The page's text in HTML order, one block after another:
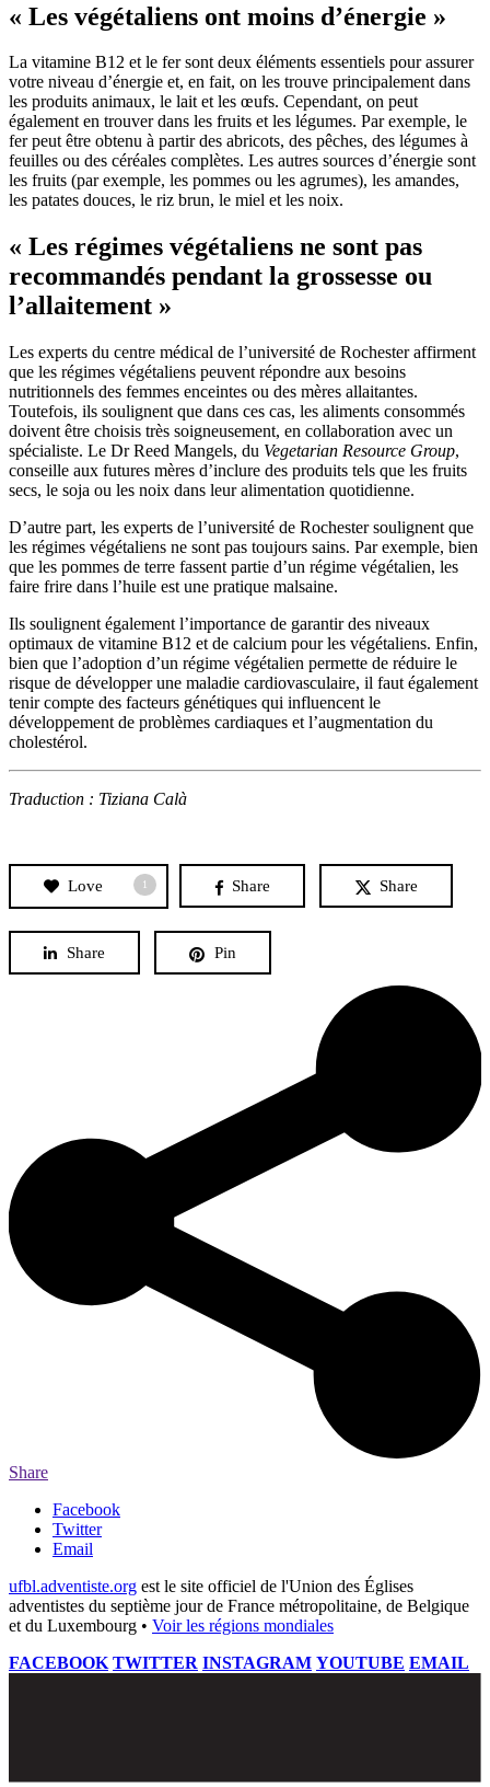
« Les végétaliens ont moins d’énergie »
La vitamine B12 et le fer sont deux éléments essentiels pour assurer
votre niveau d’énergie et, en fait, on les trouve principalement dans
les produits animaux, le lait et les œufs. Cependant, on peut
également en trouver dans les fruits et les légumes. Par exemple, le
fer peut être obtenu à partir des abricots, des pêches, des légumes à
feuilles ou des céréales complètes. Les autres sources d’énergie sont
les fruits (par exemple, les pommes ou les agrumes), les amandes,
les patates douces, le riz brun, le miel et les noix.
« Les régimes végétaliens ne sont pas
recommandés pendant la grossesse ou
l’allaitement »
Les experts du centre médical de l’université de Rochester affirment
que les régimes végétaliens peuvent répondre aux besoins
nutritionnels des femmes enceintes ou des mères allaitantes.
Toutefois, ils soulignent que dans ces cas, les aliments consommés
doivent être choisis très soigneusement, en collaboration avec un
spécialiste. Le Dr Reed Mangels, du Vegetarian Resource Group,
conseille aux futures mères d’inclure des produits tels que les fruits
secs, le soja ou les noix dans leur alimentation quotidienne.
D’autre part, les experts de l’université de Rochester soulignent que
les régimes végétaliens ne sont pas toujours sains. Par exemple, bien
que les pommes de terre fassent partie d’un régime végétalien, les
faire frire dans l’huile est une pratique malsaine.
Ils soulignent également l’importance de garantir des niveaux
optimaux de vitamine B12 et de calcium pour les végétaliens. Enfin,
bien que l’adoption d’un régime végétalien permette de réduire le
risque de développer une maladie cardiovasculaire, il faut également
tenir compte des facteurs génétiques qui influencent le
développement de problèmes cardiaques et l’augmentation du
cholestérol.
Traduction : Tiziana Calà
Love 1 Share Share
Share Pin
Share
Facebook
Twitter
Email
ufbl.adventiste.org est le site officiel de l'Union des Églises
adventistes du septième jour de France métropolitaine, de Belgique
et du Luxembourg • Voir les régions mondiales
FACEBOOK TWITTER INSTAGRAM YOUTUBE EMAIL